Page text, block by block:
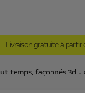
Livraison gratuite à partir
temps, façonnés 3d -